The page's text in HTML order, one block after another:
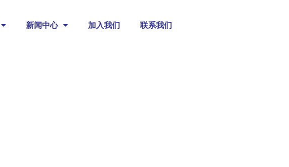
新闻中心 加入我们 联系我们